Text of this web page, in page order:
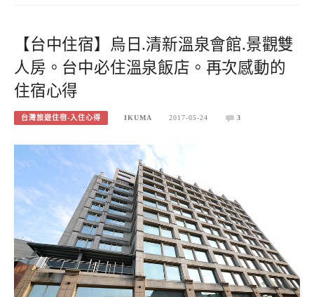
【台中住宿】烏日.清新溫泉會館.景觀雙
人房。台中必住溫泉飯店。再次感動的
住宿心得
台灣旅遊住宿-入住心得 IKUMA 2017-05-24 3